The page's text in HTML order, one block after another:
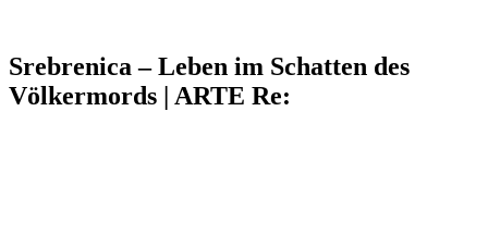
Srebrenica – Leben im Schatten des
Völkermords | ARTE Re: